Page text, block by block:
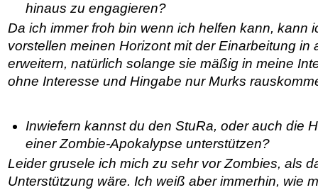
hinaus zu engagieren?
Da ich immer froh bin wenn ich helfen kann, kann
vorstellen meinen Horizont mit der Einarbeitung in
erweitern, natürlich solange sie mäßig in meine
ohne Interesse und Hingabe nur Murks
Inwiefern kannst du den StuRa, oder auch die
einer Zombie-Apokalypse unterstützen?
Leider grusele ich mich zu sehr vor Zombies, als
Unterstützung wäre. Ich weiß aber immerhin, wie